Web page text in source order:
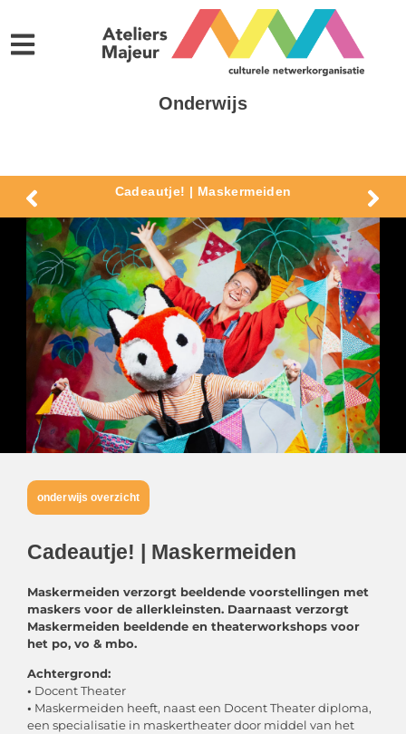
Onderwijs
Cadeautje! | Maskermeiden
onderwijs overzicht
Cadeautje! | Maskermeiden
Maskermeiden verzorgt beeldende voorstellingen met
maskers voor de allerkleinsten. Daarnaast verzorgt
Maskermeiden beeldende en theaterworkshops voor
het po, vo & mbo.
Achtergrond:
• Docent Theater
• Maskermeiden heeft, naast een Docent Theater diploma,
een specialisatie in maskertheater door middel van het